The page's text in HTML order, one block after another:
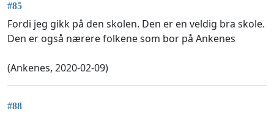
#85
Fordi jeg gikk på den skolen. Den er en veldig bra skole.
Den er også nærere folkene som bor på Ankenes
(Ankenes, 2020-02-09)
#88